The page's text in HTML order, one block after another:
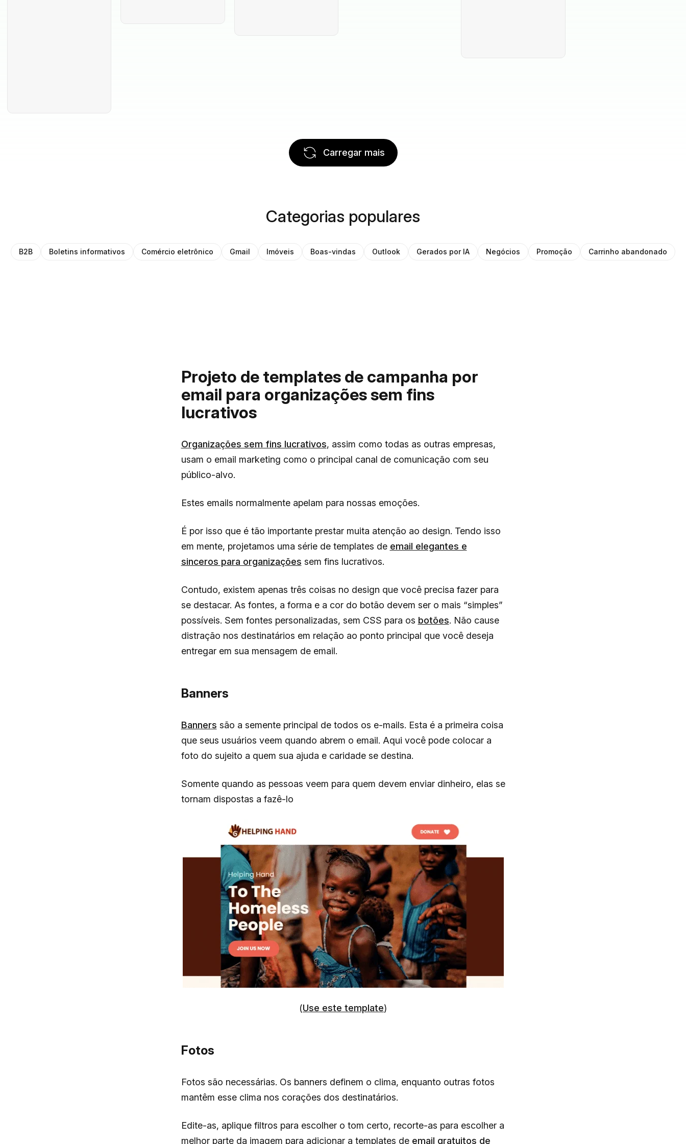
Carregar mais
Categorias populares
B2B Boletins informativos Comércio eletrônico Gmail Imóveis Boas-vindas Outlook Gerados por IA Negócios Promoção Carrinho abandonado
Projeto de templates de campanha por
email para organizações sem fins
lucrativos
Organizações sem fins lucrativos, assim como todas as outras empresas,
usam o email marketing como o principal canal de comunicação com seu
público-alvo.
Estes emails normalmente apelam para nossas emoções.
É por isso que é tão importante prestar muita atenção ao design. Tendo isso
em mente, projetamos uma série de templates de email elegantes e
sinceros para organizações sem fins lucrativos.
Contudo, existem apenas três coisas no design que você precisa fazer para
se destacar. As fontes, a forma e a cor do botão devem ser o mais “simples”
possíveis. Sem fontes personalizadas, sem CSS para os botões. Não cause
distração nos destinatários em relação ao ponto principal que você deseja
entregar em sua mensagem de email.
Banners
Banners são a semente principal de todos os e-mails. Esta é a primeira coisa
que seus usuários veem quando abrem o email. Aqui você pode colocar a
foto do sujeito a quem sua ajuda e caridade se destina.
Somente quando as pessoas veem para quem devem enviar dinheiro, elas se
tornam dispostas a fazê-lo
(Use este template)
Fotos
Fotos são necessárias. Os banners definem o clima, enquanto outras fotos
mantêm esse clima nos corações dos destinatários.
Edite-as, aplique filtros para escolher o tom certo, recorte-as para escolher a
melhor parte da imagem para adicionar a templates de email gratuitos de